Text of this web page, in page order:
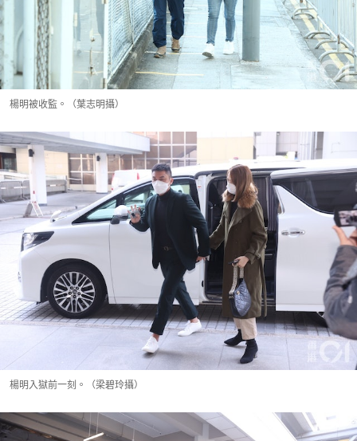
楊明被收監。（葉志明攝）
楊明入獄前一刻。（梁碧玲攝）